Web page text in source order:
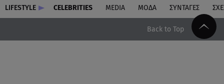
LIFESTYLE CELEBRITIES MEDIA ΜΟΔΑ ΣΥΝΤΑΓΕΣ
Back to Top